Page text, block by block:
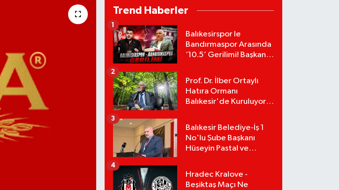
Trend Haberler
Balıkesirspor le
Bandırmaspor Arasında
‘10.5’ Gerilimi! Başkan
Murat Karakoyun'a Sert
Tepki!
1
Prof. Dr. İlber Ortaylı
Hatıra Ormanı
Balıkesir'de Kuruluyor!
Bağışlarını Başlattı!
2
Balıkesir Belediye-İş 1
No'lu Şube Başkanı
Hüseyin Pastal ve
3
Hradec Kralove -
Beşiktaş Maçı Ne
4